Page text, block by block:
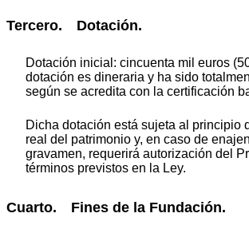
Tercero. Dotación.
Dotación inicial: cincuenta mil euros
dotación es dineraria y ha sido
según se acredita con la certificación
Dicha dotación está sujeta al principio
real del patrimonio y, en caso de
gravamen, requerirá autorización del
términos previstos en la Ley.
Cuarto. Fines de la Fundación.